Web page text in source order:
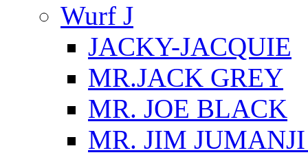
Wurf J
JACKY-JACQUIE
MR.JACK GREY
MR. JOE BLACK
MR. JIM